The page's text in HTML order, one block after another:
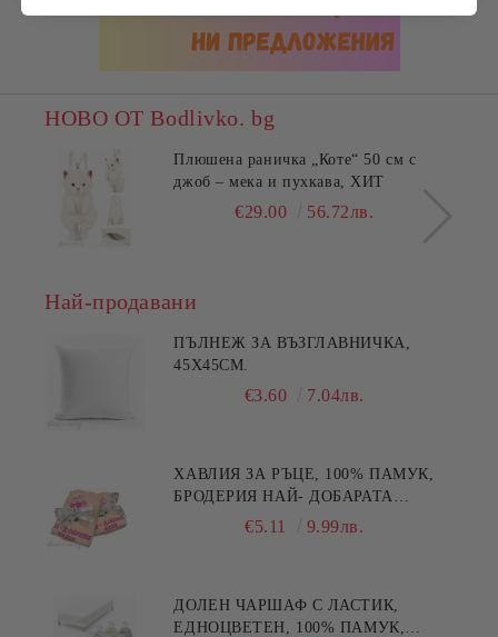
НОВО ОТ Bodlivko. bg
Плюшена раничка „Коте“ 50 см с
джоб – мека и пухкава, ХИТ
€29.00 56.72лв.
Най-продавани
ПЪЛНЕЖ ЗА ВЪЗГЛАВНИЧКА,
45X45СМ.
€3.60 7.04лв.
ХАВЛИЯ ЗА РЪЦЕ, 100% ПАМУК,
БРОДЕРИЯ НАЙ- ДОБАРАТА
МАЙКА/БАБА , РАЗМЕР:
€5.11 9.99лв.
ДОЛЕН ЧАРШАФ С ЛАСТИК,
ЕДНОЦВЕТЕН, 100% ПАМУК,